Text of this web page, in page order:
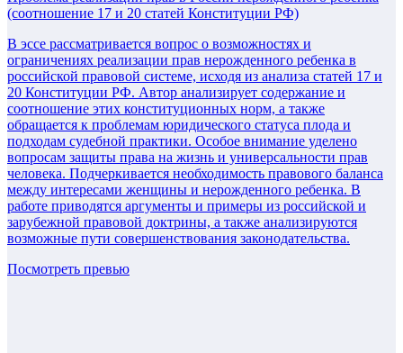
(соотношение 17 и 20 статей Конституции РФ)
В эссе рассматривается вопрос о возможностях и
ограничениях реализации прав нерожденного ребенка в
российской правовой системе, исходя из анализа статей 17 и
20 Конституции РФ. Автор анализирует содержание и
соотношение этих конституционных норм, а также
обращается к проблемам юридического статуса плода и
подходам судебной практики. Особое внимание уделено
вопросам защиты права на жизнь и универсальности прав
человека. Подчеркивается необходимость правового баланса
между интересами женщины и нерожденного ребенка. В
работе приводятся аргументы и примеры из российской и
зарубежной правовой доктрины, а также анализируются
возможные пути совершенствования законодательства.
Посмотреть превью